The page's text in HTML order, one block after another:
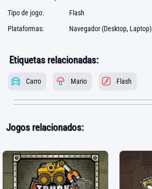
Tipo de jogo:
Flash
Plataformas:
Navegador (Desktop, Laptop)
Etiquetas relacionadas:
Carro Mario Flash
Jogos relacionados: